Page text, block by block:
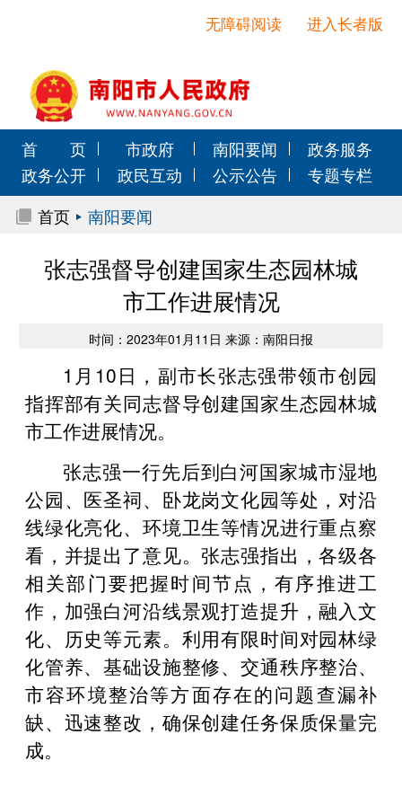
进入长者版
无障碍阅读
首 页 市政府 南阳要闻
政务服务
政务公开
政民互动 公示公告
专题专栏
首页
南阳要闻
张志强督导创建国家生态园林城
市工作进展情况
时间：2023年01月11日 来源：南阳日报
1月10日，副市长张志强带领市创园
指挥部有关同志督导创建国家生态园林城
市工作进展情况。
张志强一行先后到白河国家城市湿地
公园、医圣祠、卧龙岗文化园等处，对沿
线绿化亮化、环境卫生等情况进行重点察
看，并提出了意见。张志强指出，各级各
相关部门要把握时间节点，有序推进工
作，加强白河沿线景观打造提升，融入文
化、历史等元素。利用有限时间对园林绿
化管养、基础设施整修、交通秩序整治、
市容环境整治等方面存在的问题查漏补
缺、迅速整改，确保创建任务保质保量完
成。